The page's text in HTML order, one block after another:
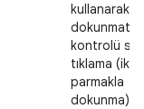
kullanarak
dokunmatik
kontrolü sağ
tıklama (iki
parmakla
dokunma)